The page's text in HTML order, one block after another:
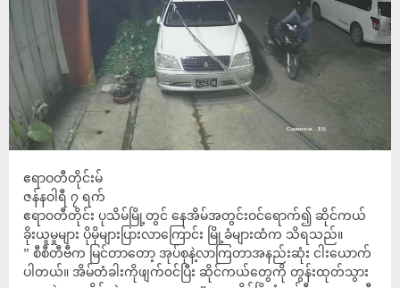
ဧရာဝတီတိုင်းမ်
ဇန်နဝါရီ ၇ ရက်
ဧရာ၀တီတိုင်း ပုသိမ်မြို့တွင် နေအိမ်အတွင်းဝင်ရောက်၍ ဆိုင်ကယ်
ခိုးယူမှုများ ပိုမိုများပြားလာကြောင်း မြို့ခံများထံက သိရသည်။
” စီစီတီဗီက မြင်တာတော့ အုပ်စုနဲ့လာကြတာအနည်းဆုံး ငါးယောက်
ပါတယ်။ အိမ်တံခါးကိုဖျက်၀င်ပြီး ဆိုင်ကယ်တွေကို တွန်းထုတ်သွား